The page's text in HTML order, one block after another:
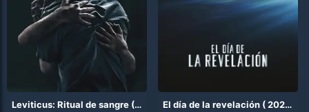
Leviticus: Ritual de sangre ( 2026
)El día de la revelación (2026 )